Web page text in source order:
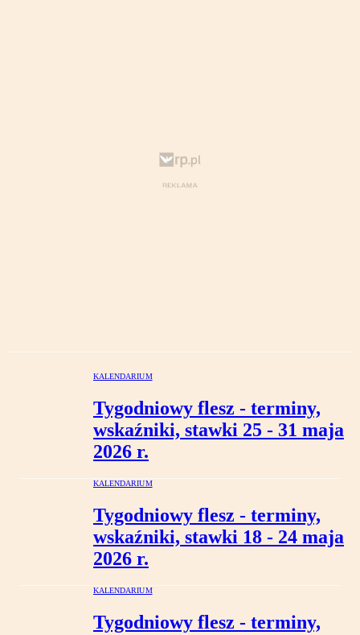
KALENDARIUM
Tygodniowy flesz - terminy,
wskaźniki, stawki 25 - 31 maja
2026 r.
KALENDARIUM
Tygodniowy flesz - terminy,
wskaźniki, stawki 18 - 24 maja
2026 r.
KALENDARIUM
Tygodniowy flesz - terminy,